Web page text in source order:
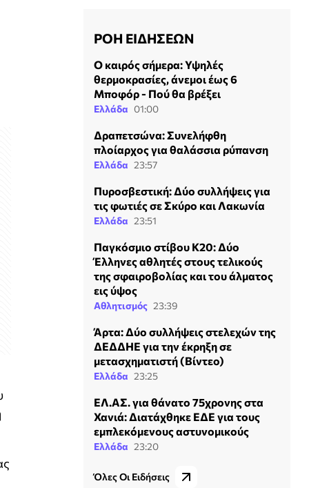
ΡΟΗ ΕΙΔΗΣΕΩΝ
Ο καιρός σήμερα: Υψηλές
θερμοκρασίες, άνεμοι έως 6
Μποφόρ - Πού θα βρέξει
Ελλάδα 01:00
Δραπετσώνα: Συνελήφθη
πλοίαρχος για θαλάσσια ρύπανση
Ελλάδα 23:57
Πυροσβεστική: Δύο συλλήψεις για
τις φωτιές σε Σκύρο και Λακωνία
Ελλάδα 23:51
Παγκόσμιο στίβου Κ20: Δύο
Έλληνες αθλητές στους τελικούς
της σφαιροβολίας και του άλματος
εις ύψος
Αθλητισμός 23:39
Άρτα: Δύο συλλήψεις στελεχών της
ΔΕΔΔΗΕ για την έκρηξη σε
μετασχηματιστή (Βίντεο)
Ελλάδα 23:25
ΕΛ.ΑΣ. για θάνατο 75χρονης στα
Χανιά: Διατάχθηκε ΕΔΕ για τους
εμπλεκόμενους αστυνομικούς
Ελλάδα 23:20
Όλες Οι Ειδήσεις